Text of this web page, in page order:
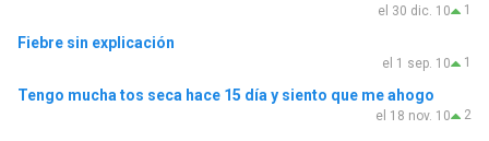
1
el 30 dic. 10
Fiebre sin explicación
1
el 1 sep. 10
Tengo mucha tos seca hace 15 día y siento que me ahogo
2
el 18 nov. 10